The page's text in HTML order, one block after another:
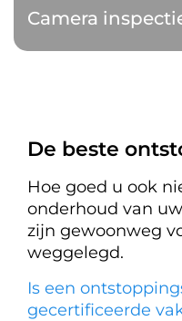
Camera
De beste
Hoe goed u ook
onderhoud van
zijn gewoonweg
weggelegd.
Is een
gecertificeerde